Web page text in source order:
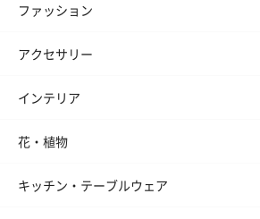
ファッション
アクセサリー
インテリア
花・植物
キッチン・テーブルウェア